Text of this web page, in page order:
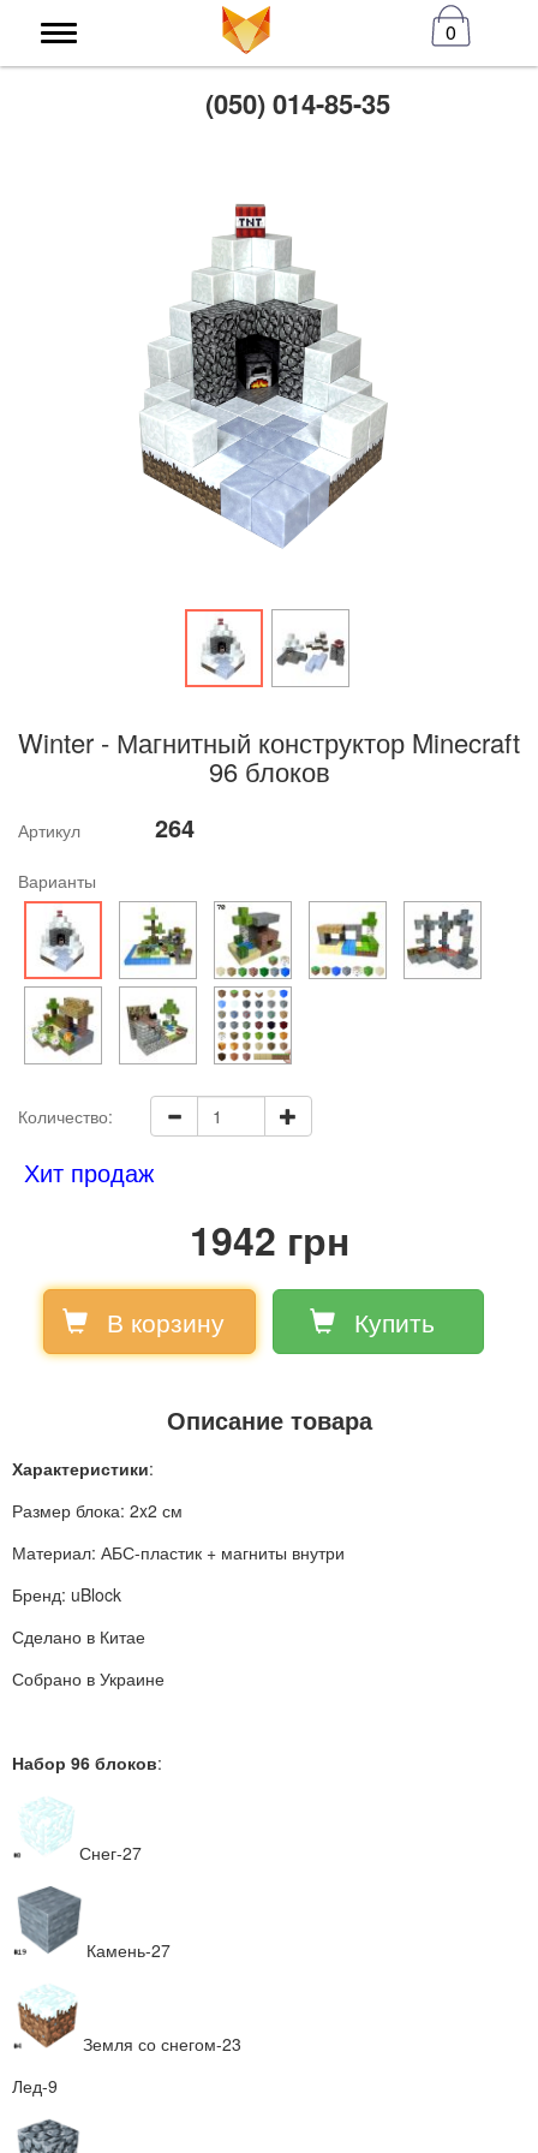
0
(050) 014-85-35
Winter - Магнитный конструктор Minecraft
96 блоков
Артикул 264
Варианты
Количество:
Хит продаж
1942 грн
В корзину Купить
Описание товара
Характеристики:
Размер блока: 2x2 см
Материал: АБС-пластик + магниты внутри
Бренд: uBlock
Сделано в Китае
Собрано в Украине
Набор 96 блоков:
Снег-27
Камень-27
Земля со снегом-23
Лед-9